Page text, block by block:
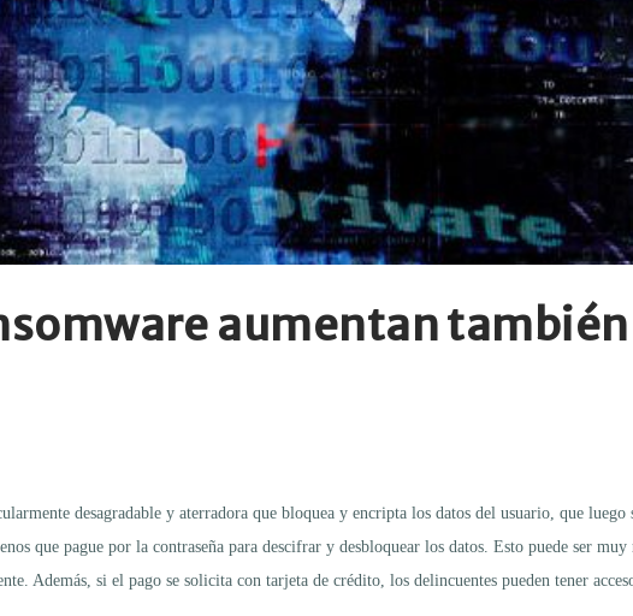
aumentan
desagradable y aterradora que bloquea y encripta los datos del usuario, que
que pague por la contraseña para descifrar y desbloquear los datos. Esto puede ser
Además, si el pago se solicita con tarjeta de crédito, los delincuentes pueden tener